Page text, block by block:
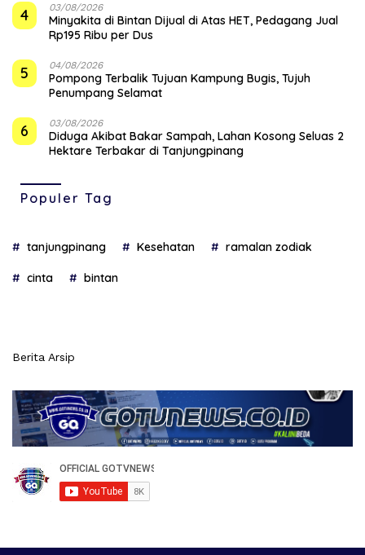
4 03/08/2026
Minyakita di Bintan Dijual di Atas HET, Pedagang Jual
Rp195 Ribu per Dus
5 04/08/2026
Pompong Terbalik Tujuan Kampung Bugis, Tujuh
Penumpang Selamat
6 03/08/2026
Diduga Akibat Bakar Sampah, Lahan Kosong Seluas 2
Hektare Terbakar di Tanjungpinang
Populer Tag
tanjungpinang Kesehatan ramalan zodiak
cinta bintan
Berita Arsip